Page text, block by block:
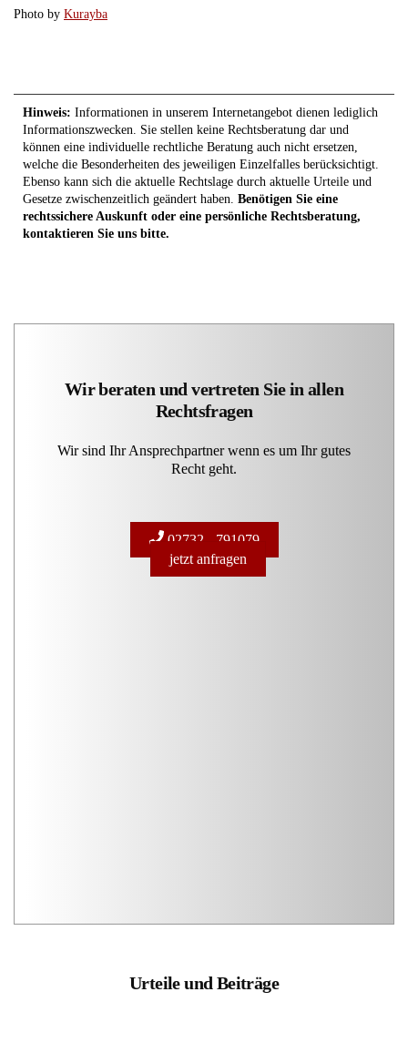
Photo by Kurayba
Hinweis: Informationen in unserem Internetangebot dienen lediglich
Informationszwecken. Sie stellen keine Rechtsberatung dar und
können eine individuelle rechtliche Beratung auch nicht ersetzen,
welche die Besonderheiten des jeweiligen Einzelfalles berücksichtigt.
Ebenso kann sich die aktuelle Rechtslage durch aktuelle Urteile und
Gesetze zwischenzeitlich geändert haben. Benötigen Sie eine
rechtssichere Auskunft oder eine persönliche Rechtsberatung,
kontaktieren Sie uns bitte.
Wir beraten und vertreten Sie in allen
Rechtsfragen
Wir sind Ihr Ansprechpartner wenn es um Ihr gutes
Recht geht.
02732 - 791079
jetzt anfragen
Urteile und Beiträge